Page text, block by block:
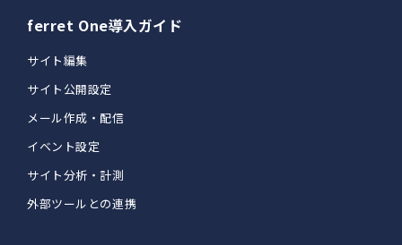
ferret One導入ガイド
サイト編集
サイト公開設定
メール作成・配信
イベント設定
サイト分析・計測
外部ツールとの連携